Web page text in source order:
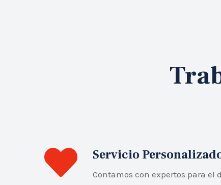
Servicio
Contamos con expertos para el